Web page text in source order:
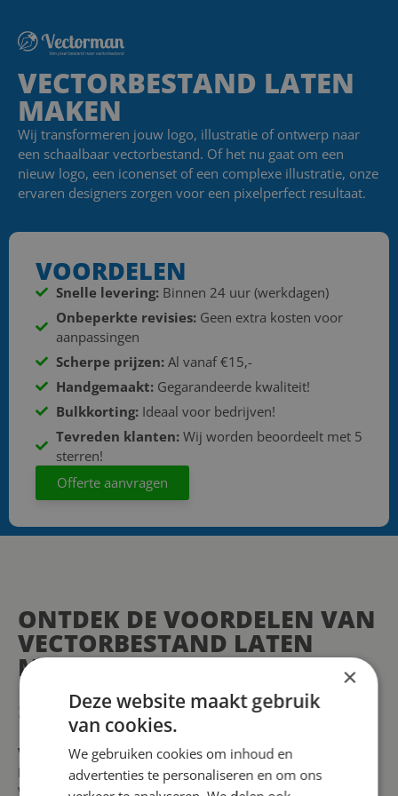
VECTORBESTAND LATEN
MAKEN
Wij transformeren jouw logo, illustratie of ontwerp naar
een schaalbaar vectorbestand. Of het nu gaat om een
nieuw logo, een iconenset of een complexe illustratie, onze
ervaren designers zorgen voor een pixelperfect resultaat.
VOORDELEN
Snelle levering:Binnen 24 uur (werkdagen)
Onbeperkte revisies:Geen extra kosten voor
aanpassingen
Scherpe prijzen:Al vanaf €15,-
Handgemaakt:Gegarandeerde kwaliteit!
Bulkkorting:Ideaal voor bedrijven!
Tevreden klanten:Wij worden beoordeelt met 5
sterren!
Offerte aanvragen
ONTDEK DE VOORDELEN VAN
VECTORBESTAND LATEN
MAKEN:
LAAT JOUW ONTWERPEN
SCHALEN ZONDER
KWALITEITSVERLIES
Vectorbestand laten maken: De Sleutel tot
Professionele Ontwerpen
Wanneer je hoogwaardige, schaalbare afbeeldingen nodig
×
Deze website maakt gebruik
van cookies.
We gebruiken cookies om inhoud en
advertenties te personaliseren en om ons